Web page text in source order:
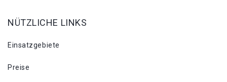
NÜTZLICHE LINKS
Einsatzgebiete
Preise